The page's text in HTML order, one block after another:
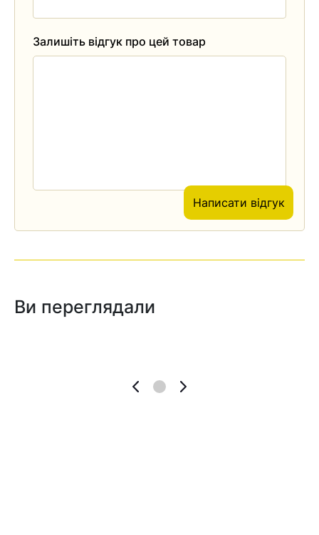
Залишіть відгук про цей товар
Написати відгук
Ви переглядали